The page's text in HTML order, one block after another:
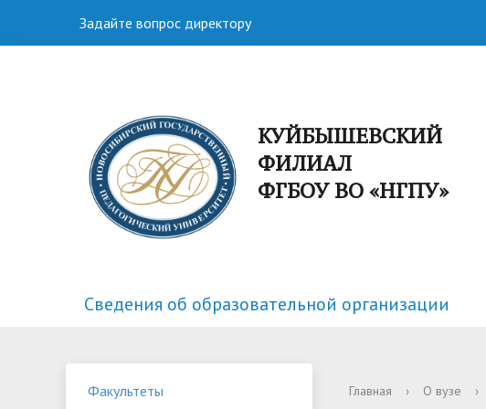
Задайте вопрос директору
КУЙБЫШЕВСКИЙ
ФИЛИАЛ
ФГБОУ ВО «НГПУ»
Сведения об образовательной организации
Факультеты Структура
Спортивная жизнь Научная жизнь
Факультеты
Главная › О вузе ›